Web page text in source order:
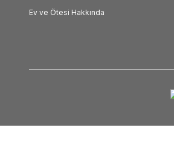
Ev ve Ötesi Hakkında